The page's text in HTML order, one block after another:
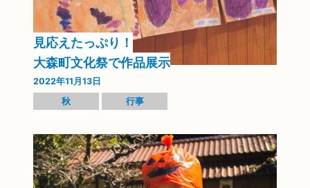
見応えたっぷり！
大森町文化祭で作品展示
2022年11月13日
秋
行事